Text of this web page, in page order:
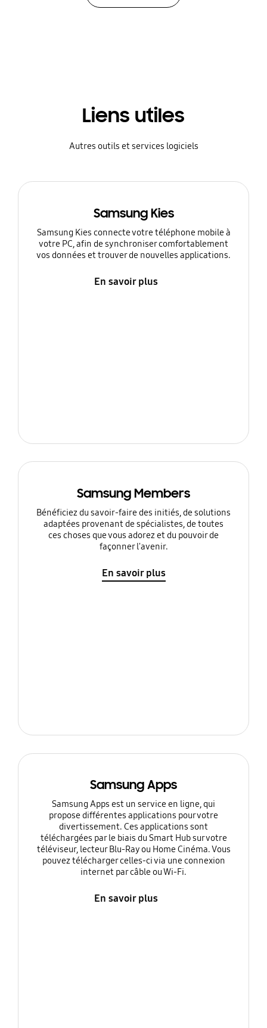
Liens utiles
Autres outils et services logiciels
Samsung Kies
Samsung Kies connecte votre téléphone mobile à
votre PC, afin de synchroniser comfortablement
vos données et trouver de nouvelles applications.
En savoir plus
Samsung Members
Bénéficiez du savoir-faire des initiés, de solutions
adaptées provenant de spécialistes, de toutes
ces choses que vous adorez et du pouvoir de
façonner l'avenir.
En savoir plus
Samsung Apps
Samsung Apps est un service en ligne, qui
propose différentes applications pour votre
divertissement. Ces applications sont
téléchargées par le biais du Smart Hub sur votre
téléviseur, lecteur Blu-Ray ou Home Cinéma. Vous
pouvez télécharger celles-ci via une connexion
internet par câble ou Wi-Fi.
En savoir plus